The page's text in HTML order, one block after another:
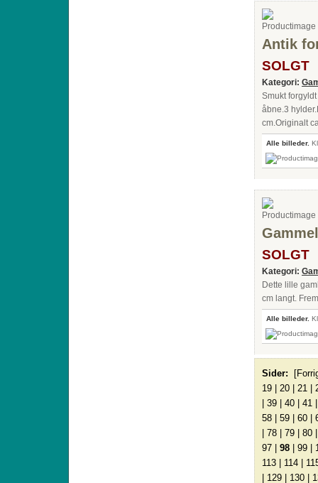
Antik
SOLGT
Kategori:
Smukt
åbne.3
cm.Originalt
Alle billeder.
SOLGT
Kategori:
Dette lille
cm langt.
Alle billeder.
Sider:
19
20 21
39 40 41
58
59 60
78 79 80
97
98 99
113
114
129 130